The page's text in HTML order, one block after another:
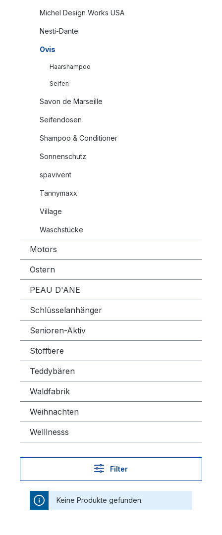
Michel Design Works USA
Nesti-Dante
Ovis
Haarshampoo
Seifen
Savon de Marseille
Seifendosen
Shampoo & Conditioner
Sonnenschutz
spavivent
Tannymaxx
Village
Waschstücke
Motors
Ostern
PEAU D'ANE
Schlüsselanhänger
Senioren-Aktiv
Stofftiere
Teddybären
Waldfabrik
Weihnachten
Welllnesss
Filter
Keine Produkte gefunden.